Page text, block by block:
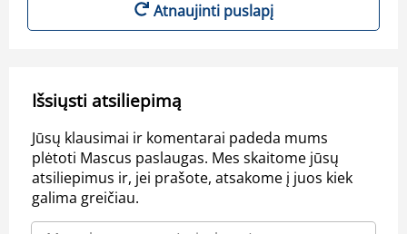
Atnaujinti puslapį
Išsiųsti atsiliepimą
Jūsų klausimai ir komentarai padeda mums
plėtoti Mascus paslaugas. Mes skaitome jūsų
atsiliepimus ir, jei prašote, atsakome į juos kiek
galima greičiau.